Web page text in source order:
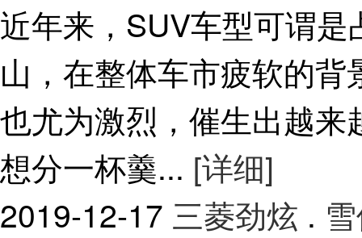
近年来，SUV车型可谓
山，在整体车市疲软的
也尤为激烈，催生出越
想分一杯羹... [详细]
2019-12-17 三菱劲炫 .